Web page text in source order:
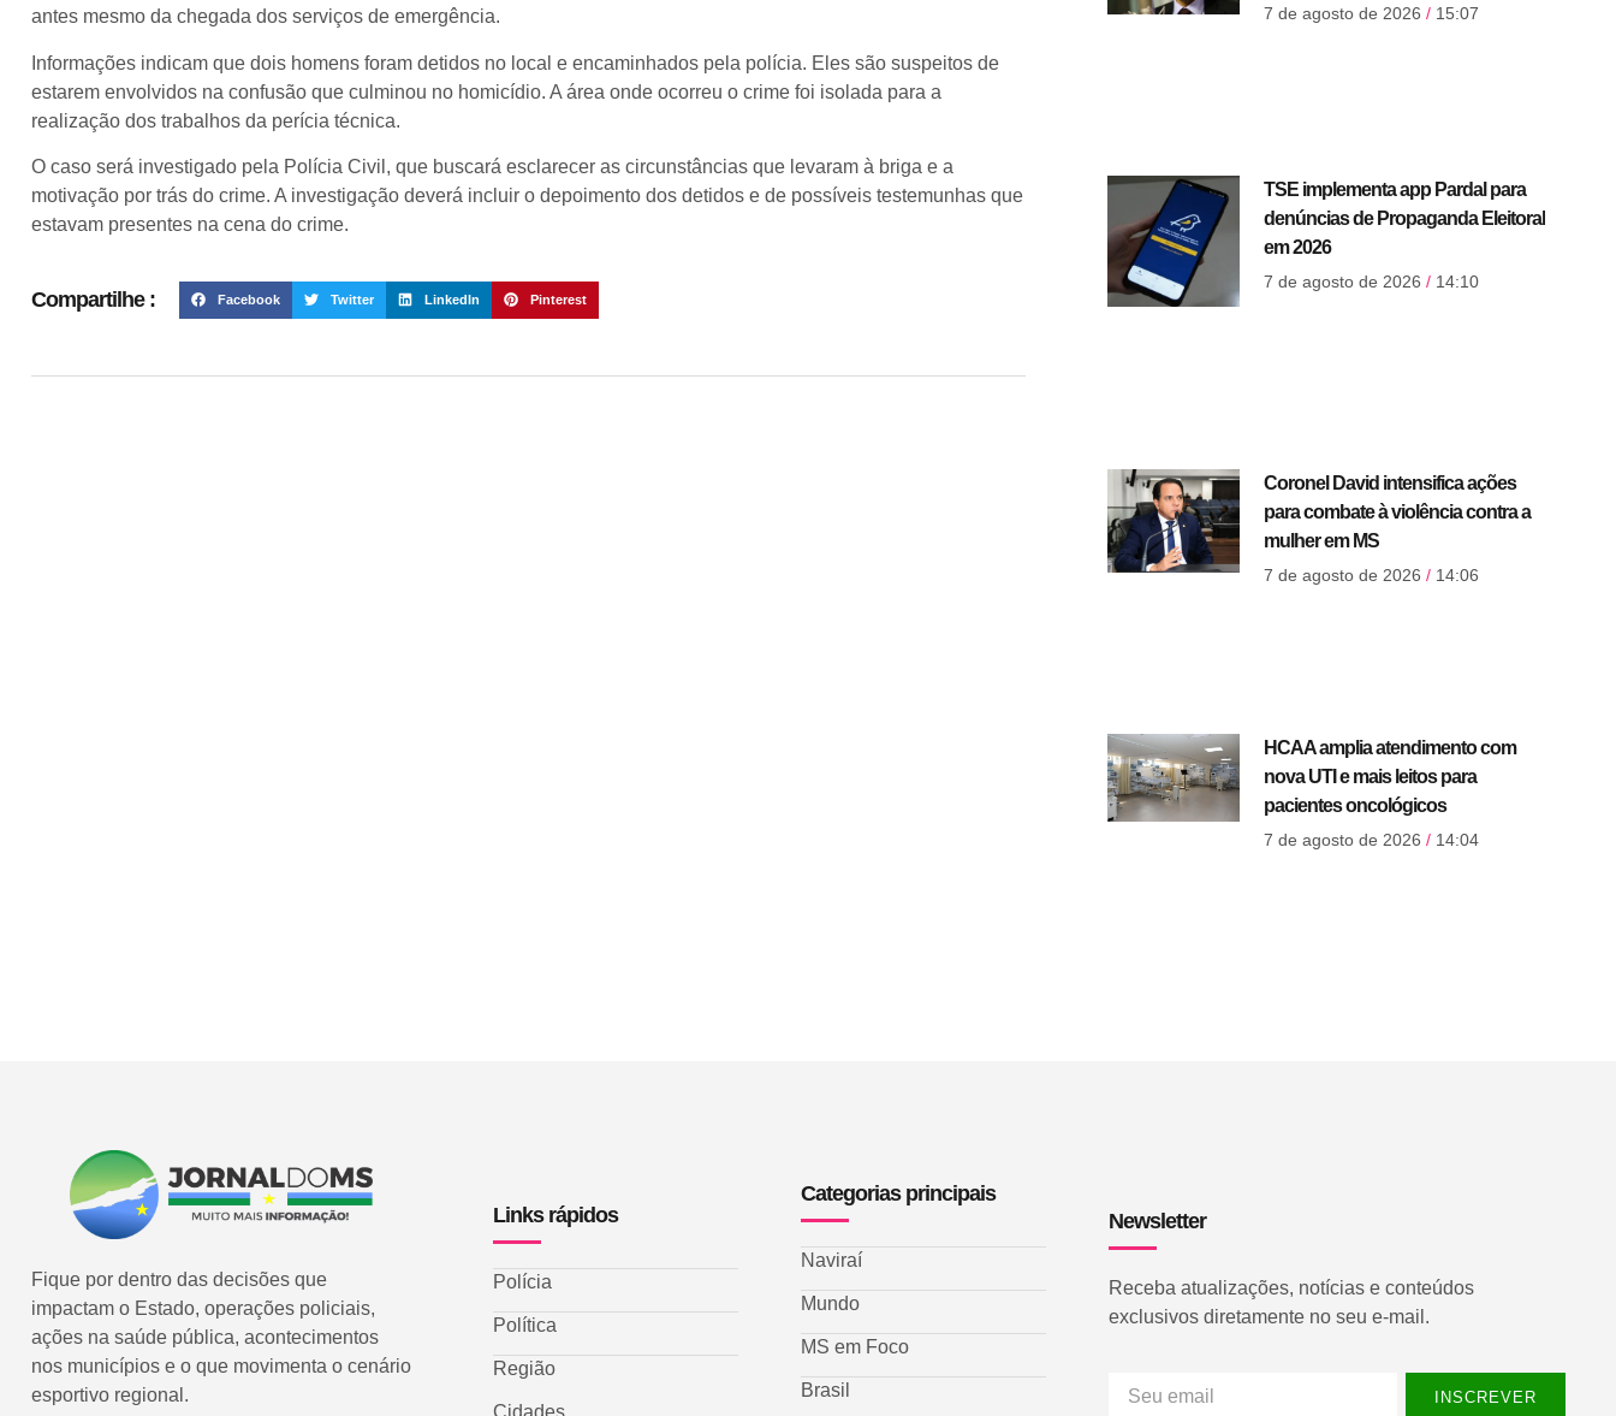
antes mesmo da chegada dos serviços de emergência.
Informações indicam que dois homens foram detidos no local e encaminhados pela polícia. Eles são suspeitos de
estarem envolvidos na confusão que culminou no homicídio. A área onde ocorreu o crime foi isolada para a
realização dos trabalhos da perícia técnica.
O caso será investigado pela Polícia Civil, que buscará esclarecer as circunstâncias que levaram à briga e a
motivação por trás do crime. A investigação deverá incluir o depoimento dos detidos e de possíveis testemunhas que
estavam presentes na cena do crime.
Compartilhe : Facebook Twitter LinkedIn Pinterest
7 de agosto de 2026 15:07
TSE implementa app Pardal para
denúncias de Propaganda Eleitoral
em 2026
7 de agosto de 2026 14:10
Coronel David intensifica ações
para combate à violência contra a
mulher em MS
7 de agosto de 2026 14:06
HCAA amplia atendimento com
nova UTI e mais leitos para
pacientes oncológicos
7 de agosto de 2026 14:04
Fique por dentro das decisões que
impactam o Estado, operações policiais,
ações na saúde pública, acontecimentos
nos municípios e o que movimenta o cenário
esportivo regional.
Links rápidos
Polícia
Política
Região
Categorias principais
Naviraí
Mundo
MS em Foco
Brasil
Newsletter
Receba atualizações, notícias e conteúdos
exclusivos diretamente no seu e-mail.
INSCREVER